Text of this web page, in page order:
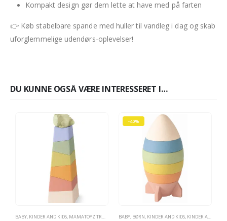
Kompakt design gør dem lette at have med på farten
👉 Køb stabelbare spande med huller til vandleg i dag og skab
uforglemmelige udendørs-oplevelser!
DU KUNNE OGSÅ VÆRE INTERESSERET I…
BABY, KINDER AND KIDS, MAMATOYZ TRÆVARE
-40%
BABY, BØRN, KINDER AND KIDS, KINDER AND KIDS